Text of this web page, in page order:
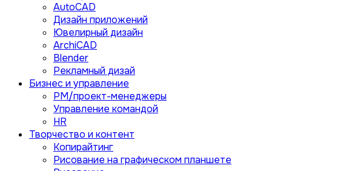
AutoCAD
Дизайн приложений
Ювелирный дизайн
ArchiCAD
Blender
Рекламный дизай
Бизнес и управление
PM/проект-менеджеры
Управление командой
HR
Творчество и контент
Копирайтинг
Рисование на графическом планшете